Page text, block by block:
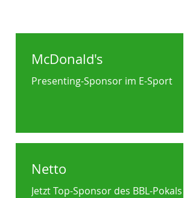
Foto: SC Freiburg
McDonald's
Presenting-Sponsor im E-Sport
Netto
Jetzt Top-Sponsor des BBL-Pokals